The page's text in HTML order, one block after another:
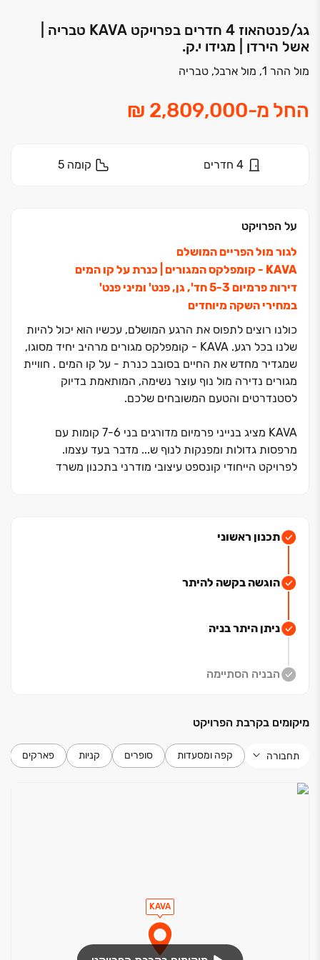
גג/פנטהאוז 4 חדרים בפרויקט KAVA‏ טבריה |
אשל הירדן | מגידו י.ק.
מול ההר 1, מול ארבל, טבריה
החל מ-
4 חדרים קומה 5
על הפרויקט
לגור מול הפריים המושלם
KAVA ‏- קומפלקס המגורים ‏| כנרת על קו המים
דירות פרמיום ‏3‏-‏5 חד', גן, פנט' ומיני פנט'
במחירי השקה מיוחדים
כולנו רוצים לתפוס את הרגע המושלם, עכשיו הוא יכול להיות
שלנו בכל רגע. KAVA ‏- קומפלקס מגורים מרהיב יחיד מסוגו,
שמגדיר מחדש את החיים בסובב כנרת ‏- על קו המים . חוויית
מגורים נדירה מול נוף עוצר נשימה, המותאמת בדיוק
לסטנדרטים והטעם המשובחים שלכם.
KAVA מציג בנייני פרמיום מדורגים בני ‏6‏-‏7 קומות עם
מרפסות גדולות ומפנקות לנוף ש... מדבר בעד עצמו.
לפרויקט הייחודי קונספט עיצובי מודרני בתכנון משרד
עם ‏7 דונם של פארקים ירוקים ומתוכננים בה מבני ציבור
ייחודית מרשימה עם בנייני יוקרה, ווילות פרטיות ודירות
נופש.
חשוב ‏- הידיעה שברגע אחד הכנרת מחכה לך ממש מתחת
תכנון ראשוני
הוגשה בקשה להיתר
ניתן היתר בניה
הבניה הסתיימה
מיקומים בקרבת הפרויקט
תחבורה קפה ומסעדות סופרים קניות פארקים
KAVA‏